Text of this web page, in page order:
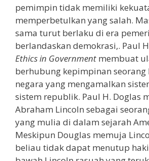
pemimpin tidak memiliki
memperbetulkan yang salah.
sama turut berlaku di era
berlandaskan demokrasi,. Paul
Ethics in Government membuat
berhubung kepimpinan seorang
negara yang mengamalkan
sistem republik. Paul H. Doglas
Abraham Lincoln sebagai
yang mulia di dalam sejarah
Meskipun Douglas memuja
beliau tidak dapat menutup